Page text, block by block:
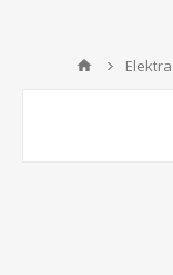
Elektra